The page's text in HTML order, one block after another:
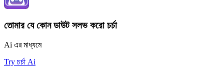
তোমার যে কোন ডাউট সলভ করো চর্চা
Ai এর মাধ্যমে
Try চর্চা Ai